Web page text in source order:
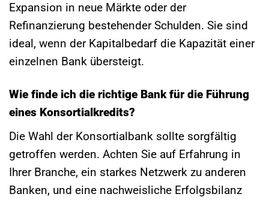
Expansion in neue Märkte oder der
Refinanzierung bestehender Schulden. Sie sind
ideal, wenn der Kapitalbedarf die Kapazität einer
einzelnen Bank übersteigt.
Wie finde ich die richtige Bank für die Führung
eines Konsortialkredits?
Die Wahl der Konsortialbank sollte sorgfältig
getroffen werden. Achten Sie auf Erfahrung in
Ihrer Branche, ein starkes Netzwerk zu anderen
Banken, und eine nachweisliche Erfolgsbilanz